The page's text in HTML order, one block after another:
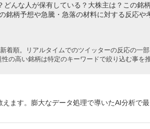
んな人が保有している？大株主は？この銘
柄予想や急騰・急落の材料に対する反応や
着順。リアルタイムでのツイッターの反応の一
の高い銘柄は特定のキーワードで絞り込む事を推
ます。膨大なデータ処理で導いたAI分析で最